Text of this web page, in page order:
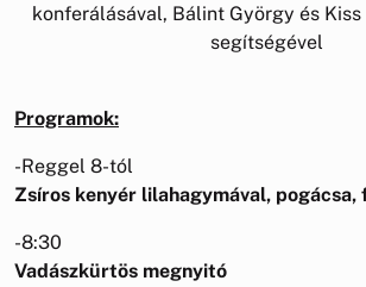
konferálásával, Bálint György és
segítségével
Programok:
-Reggel 8-tól
Zsíros kenyér lilahagymával,
-8:30
Vadászkürtös megnyitó